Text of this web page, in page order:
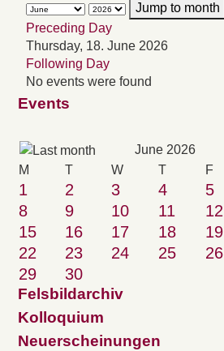
Jump to month
Preceding Day
Thursday, 18. June 2026
Following Day
No events were found
Events
June 2026
M T W T F
1 2 3 4 5
8
9 10 11 12
15
16 17 18 19
22
23 24 25 26
29
30
Felsbildarchiv
Kolloquium
Neuerscheinungen